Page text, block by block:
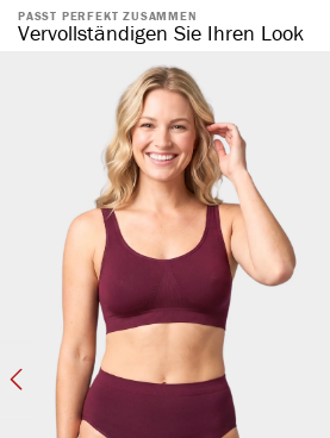
nachhaltige & natürliche Buchenholzfasern
hochwertiges, edles Glanzband
ohne störende Seitennähte
formstabil & atmungsaktiv
hautsympathisch & temperaturausgleichend
weiches Tragegefühl
optimale Passform
PASST PERFEKT ZUSAMMEN
Vervollständigen Sie Ihren Look